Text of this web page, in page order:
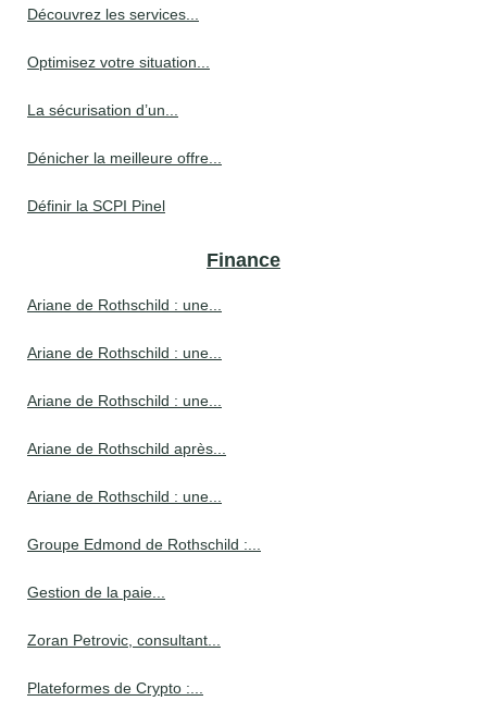
Découvrez les services...
Optimisez votre situation...
La sécurisation d’un...
Dénicher la meilleure offre...
Définir la SCPI Pinel
Finance
Ariane de Rothschild : une...
Ariane de Rothschild : une...
Ariane de Rothschild : une...
Ariane de Rothschild après...
Ariane de Rothschild : une...
Groupe Edmond de Rothschild :...
Gestion de la paie...
Zoran Petrovic, consultant...
Plateformes de Crypto :...